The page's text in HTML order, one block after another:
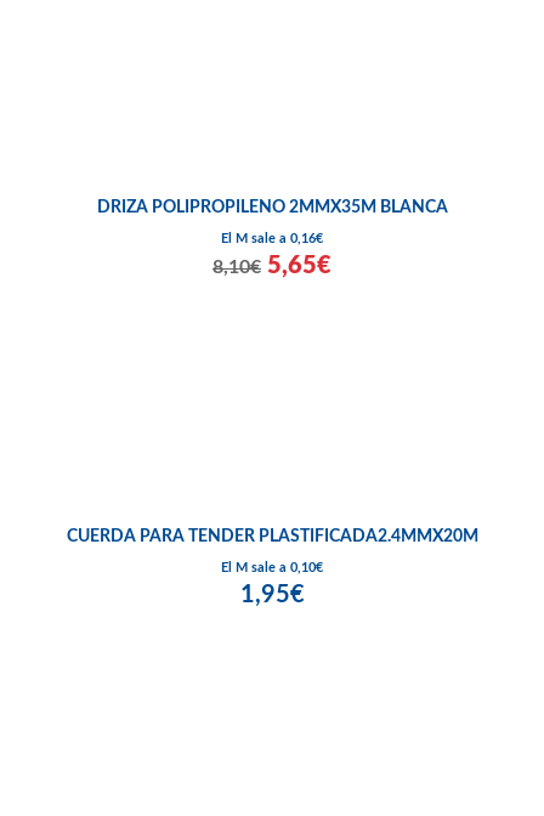
DRIZA POLIPROPILENO 2MMX35M BLANCA
El M sale a 0,16€
8,10€ 5,65€
CUERDA PARA TENDER PLASTIFICADA2.4MMX20M
El M sale a 0,10€
1,95€